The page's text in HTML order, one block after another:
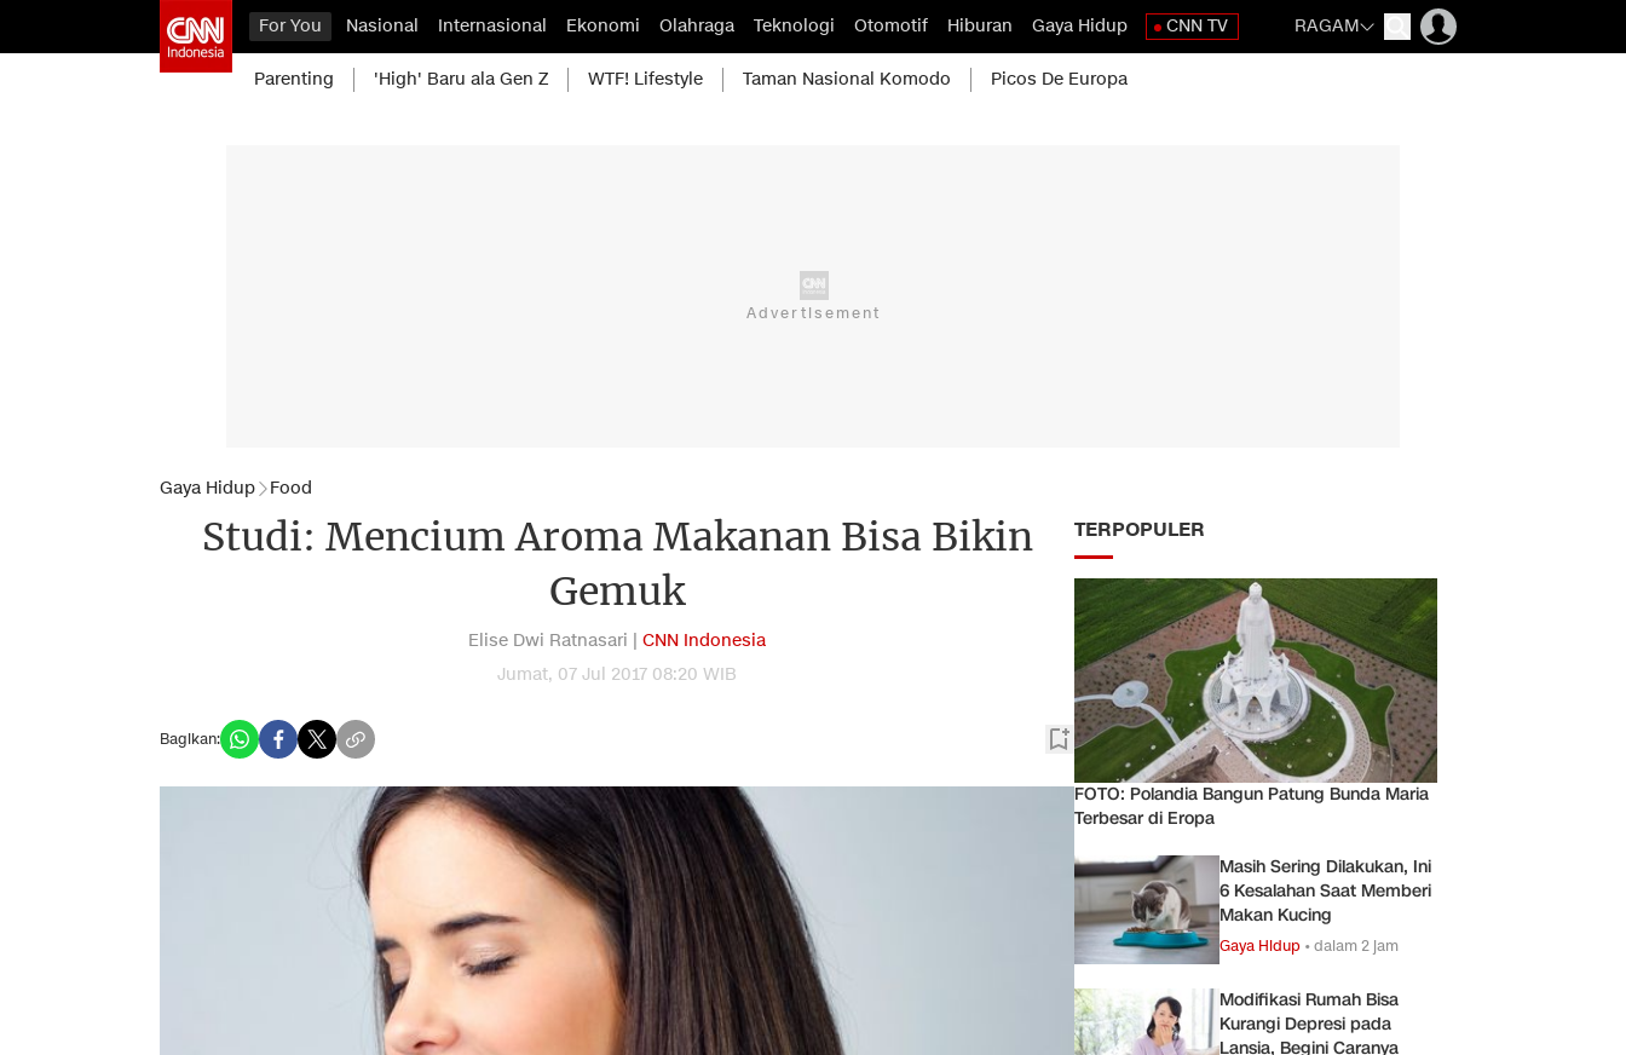
For You Nasional Internasional Ekonomi Olahraga Teknologi Otomotif Hiburan Gaya Hidup CNN TV RAGAM
Parenting 'High' Baru ala Gen Z WTF! Lifestyle Taman Nasional Komodo Picos De Europa
Gaya Hidup Food
Studi: Mencium Aroma Makanan Bisa Bikin
Gemuk
Elise Dwi Ratnasari | CNN Indonesia
Jumat, 07 Jul 2017 08:20 WIB
Bagikan:
TERPOPULER
FOTO: Polandia Bangun Patung Bunda Maria
Terbesar di Eropa
Masih Sering Dilakukan, Ini
6 Kesalahan Saat Memberi
Makan Kucing
Gaya Hidup •dalam 2 jam
Modifikasi Rumah Bisa
Kurangi Depresi pada
Lansia, Begini Caranya